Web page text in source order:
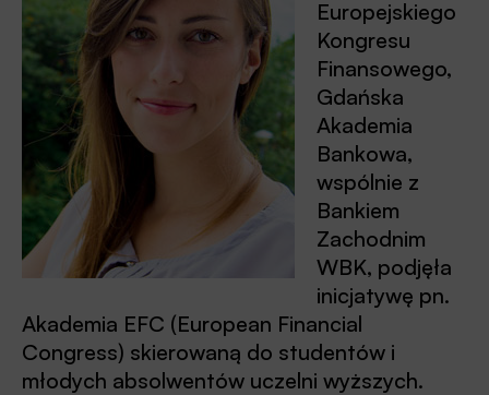
Europejskiego
Kongresu
Finansowego,
Gdańska
Akademia
Bankowa,
wspólnie z
Bankiem
Zachodnim
WBK, podjęła
inicjatywę pn.
Akademia EFC (European Financial
Congress) skierowaną do studentów i
młodych absolwentów uczelni wyższych.